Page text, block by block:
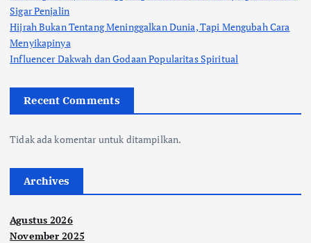
Sigar Penjalin
Hijrah Bukan Tentang Meninggalkan Dunia, Tapi Mengubah Cara
Menyikapinya
Influencer Dakwah dan Godaan Popularitas Spiritual
Recent Comments
Tidak ada komentar untuk ditampilkan.
Archives
Agustus 2026
November 2025